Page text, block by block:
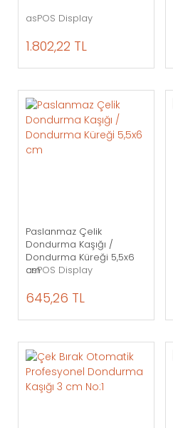
asPOS Display
1.802,22 TL
Paslanmaz Çelik
Dondurma Kaşığı /
Dondurma Küreği 5,5x6
cm
asPOS Display
645,26 TL